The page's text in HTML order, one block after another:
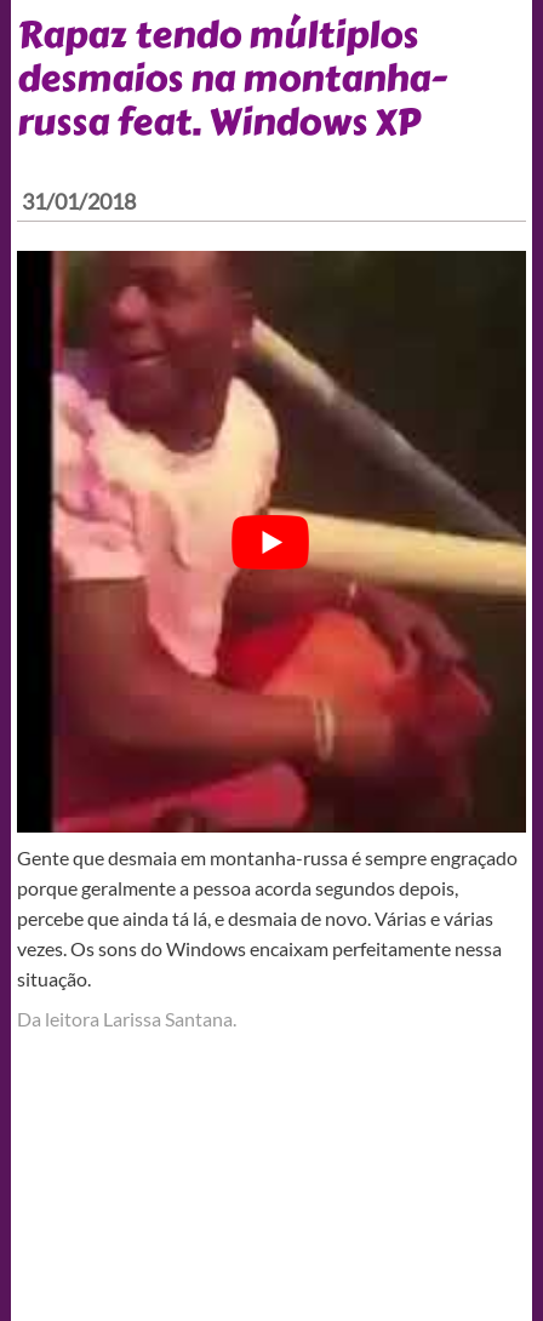
Rapaz tendo múltiplos
desmaios na montanha-
russa feat. Windows XP
31/01/2018
Gente que desmaia em montanha-russa é sempre engraçado
porque geralmente a pessoa acorda segundos depois,
percebe que ainda tá lá, e desmaia de novo. Várias e várias
vezes. Os sons do Windows encaixam perfeitamente nessa
situação.
Da leitora Larissa Santana.